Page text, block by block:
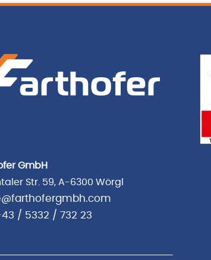
GmbH
Str. 59, A-6300 Wörgl
/ 5332 / 732 23